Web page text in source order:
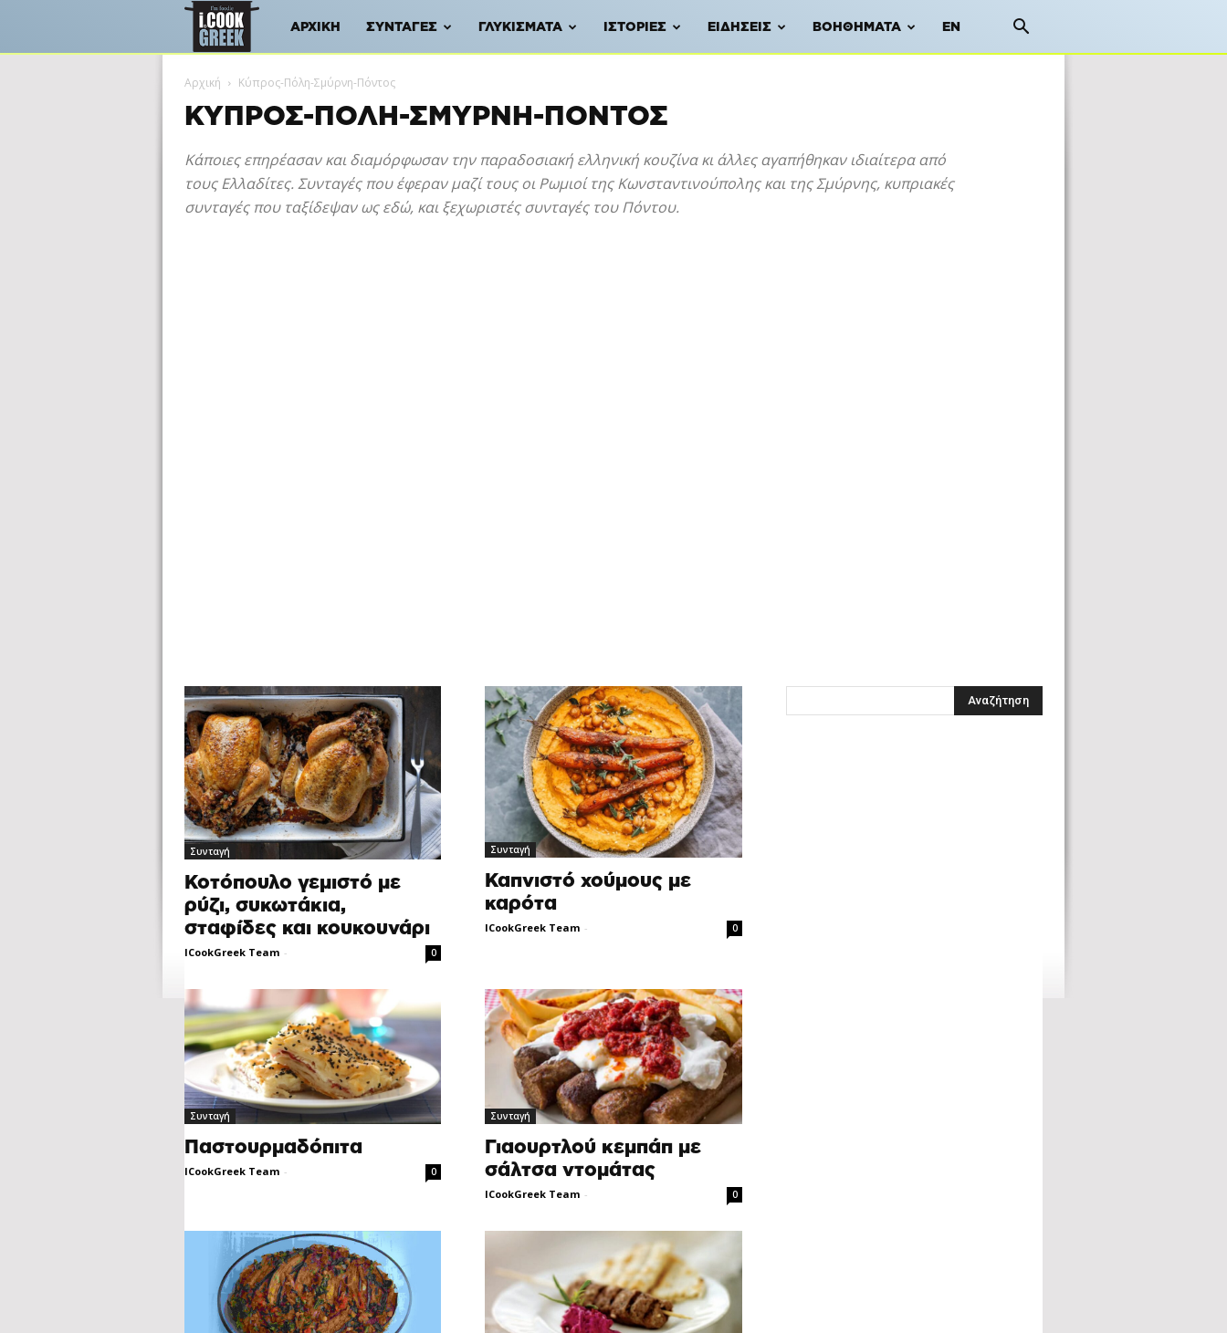
iCookGreek
ΑΡΧΙΚΉ ΣΥΝΤΑΓΈΣ ΓΛΥΚΊΣΜΑΤΑ ΙΣΤΟΡΊΕΣ ΕΙΔΉΣΕΙΣ ΒΟΗΘΉΜΑΤΑ EN
Αρχική Κύπρος-Πόλη-Σμύρνη-Πόντος
ΚΎΠΡΟΣ-ΠΌΛΗ-ΣΜΎΡΝΗ-ΠΌΝΤΟΣ
Κάποιες επηρέασαν και διαμόρφωσαν την παραδοσιακή ελληνική κουζίνα κι άλλες αγαπήθηκαν ιδιαίτερα από
τους Ελλαδίτες. Συνταγές που έφεραν μαζί τους οι Ρωμιοί της Κωνσταντινούπολης και της Σμύρνης, κυπριακές
συνταγές που ταξίδεψαν ως εδώ, και ξεχωριστές συνταγές του Πόντου.
Συνταγή
Κοτόπουλο γεμιστό με
ρύζι, συκωτάκια,
σταφίδες και κουκουνάρι
ICookGreek Team - 0
Συνταγή
Καπνιστό χούμους με
καρότα
ICookGreek Team - 0
Συνταγή
Παστουρμαδόπιτα
ICookGreek Team - 0
Συνταγή
Γιαουρτλού κεμπάπ με
σάλτσα ντομάτας
ICookGreek Team - 0